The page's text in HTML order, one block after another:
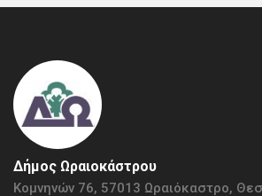
Δήμος Ωραιοκάστρου
Κομνηνών 76, 57013 Ωραιόκαστρο,